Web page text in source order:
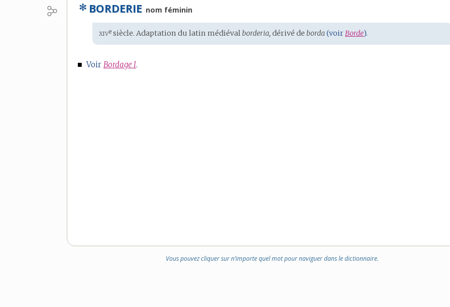
✻ BORDERIE nom féminin
Étymologie
:
xive siècle. Adaptation dulatin médiévalborderia, dérivé deborda(voirBorde).
■Voir Bordage I.
Vous pouvez cliquer sur n’importe quel mot pour naviguer dans le dictionnaire.